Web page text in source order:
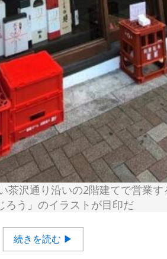
茶沢通り沿いの2階建てで営業
ろう」のイラストが目印だ
続きを読む ▶